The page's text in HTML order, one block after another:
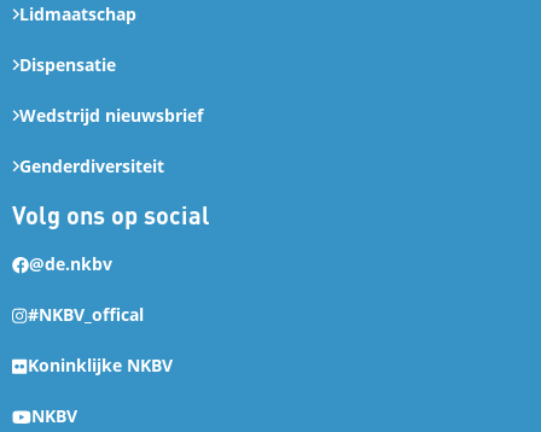
Lidmaatschap
Dispensatie
Wedstrijd nieuwsbrief
Genderdiversiteit
Volg ons op social
@de.nkbv
#NKBV_offical
Koninklijke NKBV
NKBV